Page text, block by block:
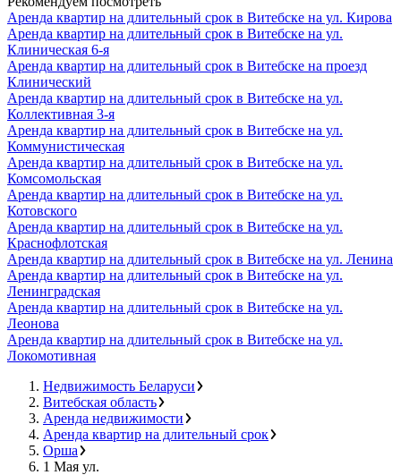
Аренда квартир на длительный срок в Витебске на ул. Кирова
Аренда квартир на длительный срок в Витебске на ул.
Клиническая 6-я
Аренда квартир на длительный срок в Витебске на проезд
Клинический
Аренда квартир на длительный срок в Витебске на ул.
Коллективная 3-я
Аренда квартир на длительный срок в Витебске на ул.
Коммунистическая
Аренда квартир на длительный срок в Витебске на ул.
Комсомольская
Аренда квартир на длительный срок в Витебске на ул.
Котовского
Аренда квартир на длительный срок в Витебске на ул.
Краснофлотская
Аренда квартир на длительный срок в Витебске на ул. Ленина
Аренда квартир на длительный срок в Витебске на ул.
Ленинградская
Аренда квартир на длительный срок в Витебске на ул.
Леонова
Аренда квартир на длительный срок в Витебске на ул.
Локомотивная
Недвижимость Беларуси
Витебская область
Аренда недвижимости
Аренда квартир на длительный срок
Орша
1 Мая ул.